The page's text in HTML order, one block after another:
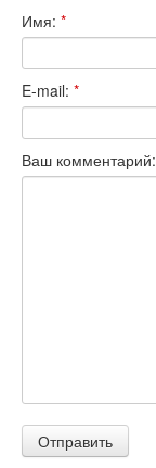
Имя: *
E-mail: *
Ваш комментарий: